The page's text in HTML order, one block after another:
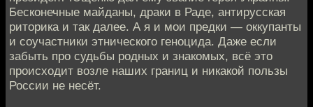
Бесконечные майданы, драки в Раде, антирусская
риторика и так далее. А я и мои предки — оккупанты
и соучастники этнического геноцида. Даже если
забыть про судьбы родных и знакомых, всё это
происходит возле наших границ и никакой пользы
России не несёт.